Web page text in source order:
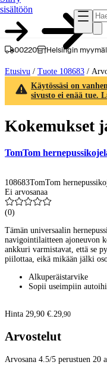
sisältöön
00220 Helsingin
Etusivu / Tuote 108683 /
Käytössäsi on
sivusto ei enää tue.
Kokemukset
TomTom
108683TomTom
Ei arvosanaa
(0)
Tämän universaalin
navigointilaitteen ajoneuvon
ankkuri varmistavat, että se
piilottaa, eikä mikään jälki
Alkuperäistarvike
Sopii useimpiin
Hinta 29,90 €. 29,90
Arvostelut
Arvosana 4.5/5 perustuen 20